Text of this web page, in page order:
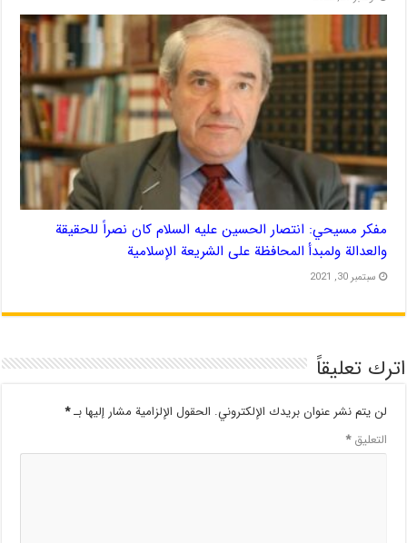
مفكر مسيحي: انتصار الحسين عليه السلام كان نصراً للحقيقة
والعدالة ولمبدأ المحافظة على الشريعة الإسلامية
سبتمبر 30, 2021
اترك تعليقاً
لن يتم نشر عنوان بريدك الإلكتروني. الحقول الإلزامية مشار إليها بـ*
التعليق*